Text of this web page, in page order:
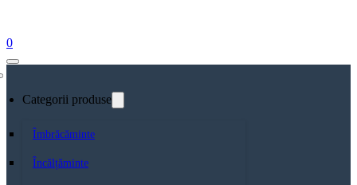
0
Categorii produse
Îmbrăcăminte
Încălțăminte